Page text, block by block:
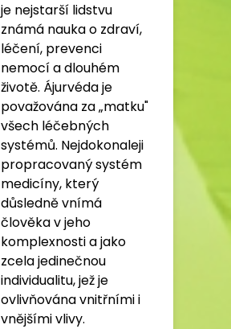
je nejstarší lidstvu
známá nauka o zdraví,
léčení, prevenci
nemocí a dlouhém
životě. Ájurvéda je
považována za „matku"
všech léčebných
systémů. Nejdokonaleji
propracovaný systém
medicíny, který
důsledně vnímá
člověka v jeho
komplexnosti a jako
zcela jedinečnou
individualitu, jež je
ovlivňována vnitřními i
vnějšími vlivy.